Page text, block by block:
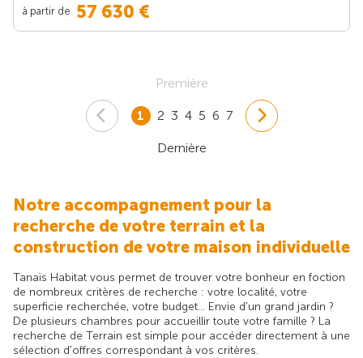
à partir de 57 630 €
Première
1 2 3 4 5 6 7
Dernière
Notre accompagnement pour la
recherche de votre terrain et la
construction de votre maison individuelle
Tanaïs Habitat vous permet de trouver votre bonheur en foction
de nombreux critères de recherche : votre localité, votre
superficie recherchée, votre budget... Envie d'un grand jardin ?
De plusieurs chambres pour accueillir toute votre famille ? La
recherche de Terrain est simple pour accéder directement à une
sélection d'offres correspondant à vos critères.